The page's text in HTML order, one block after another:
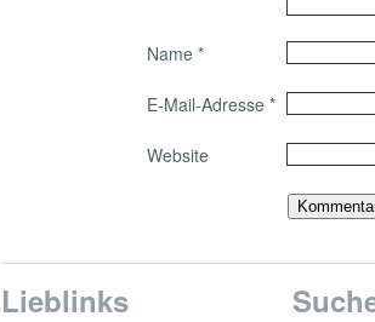
Name *
E-Mail-Adresse *
Website
Lieblinks